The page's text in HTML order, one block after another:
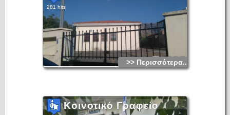
281 hits
>> Περισσότερα...
Κοινοτικό Γραφείο